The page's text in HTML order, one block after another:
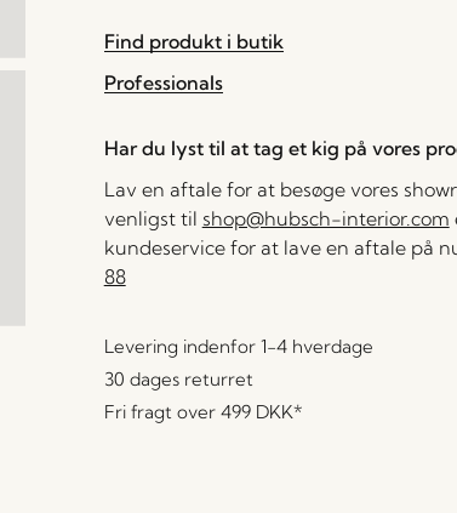
Find produkt i butik
Professionals
Har du lyst til at tag et kig på vores
Lav en aftale for at besøge vores
venligst til shop@hubsch-interior.com
kundeservice for at lave en aftale på
88
Levering indenfor 1-4 hverdage
30 dages returret
Fri fragt over 499 DKK*